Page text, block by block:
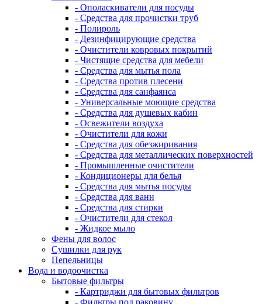
- Ополаскиватели для посуды
- Средства для прочистки труб
- Полироль
- Дезинфицирующие средства
- Очистители ковровых покрытий
- Чистящие средства для мебели
- Средства для мытья пола
- Средства против плесени
- Средства для санфаянса
- Универсальные моющие средства
- Средства для душевых кабин
- Освежители воздуха
- Очистители для кожи
- Средства для обезжиривания
- Средства для металлических поверхностей
- Промышленные очистители
- Кондиционеры для белья
- Средства для мытья посуды
- Средства для ванн
- Средства для стирки
- Очистители для стекол
- Жидкое мыло
Фены для волос
Сушилки для рук
Пепельницы
Вода и водоочистка
Бытовые фильтры
- Картриджи для бытовых фильтров
- Фильтры под раковину